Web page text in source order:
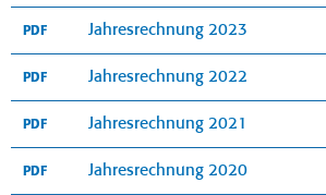
PDF Jahresrechnung 2023
PDF Jahresrechnung 2022
PDF Jahresrechnung 2021
PDF Jahresrechnung 2020